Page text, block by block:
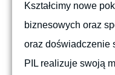
Kształcimy nowe
biznesowych oraz
oraz doświadczenie
PIL realizuje swoją